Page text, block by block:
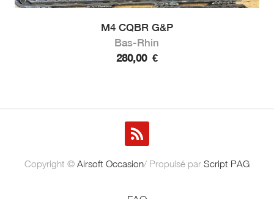
M4 CQBR G&P
Bas-Rhin
280,00 €
Copyright © Airsoft Occasion/ Propulsé par Script PAG